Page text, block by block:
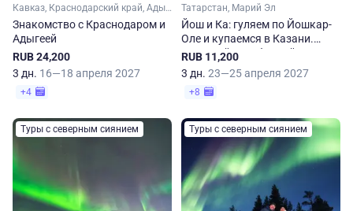
Кавказ, Краснодарский край, Адыгея
Знакомство с Краснодаром и
Адыгеей
RUB 24,200
3 дн. 16—18 апреля 2027
+4
Татарстан, Марий Эл
Йош и Ка: гуляем по Йошкар-
Оле и купаемся в Казани.
Весенний автобусный тур из
Перми
RUB 11,200
3 дн. 23—25 апреля 2027
+8
Туры с северным сиянием Туры с северным сиянием